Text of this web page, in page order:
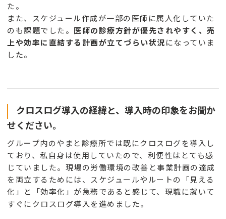
た。
また、スケジュール作成が一部の医師に属人化していた
のも課題でした。 医師の診療方針が優先されやすく、売
上や効率に直結する計画が立てづらい状況になっていま
した。
クロスログ導入の経緯と、導入時の印象をお聞か
せください。
グループ内のやまと診療所では既にクロスログを導入し
ており、私自身は使用していたので、利便性はとても感
じていました。現場の労働環境の改善と事業計画の達成
を両立するためには、スケジュールやルートの「見える
化」と「効率化」が急務であると感じて、現職に就いて
すぐにクロスログ導入を進めました。